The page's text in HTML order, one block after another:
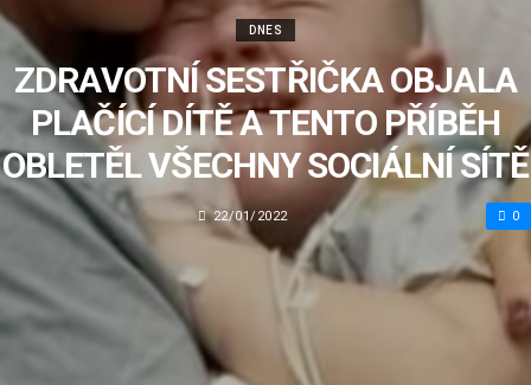
DNES
ZDRAVOTNÍ SESTŘIČKA OBJALA
PLAČÍCÍ DÍTĚ A TENTO PŘÍBĚH
OBLETĚL VŠECHNY SOCIÁLNÍ SÍTĚ
22/01/2022 0